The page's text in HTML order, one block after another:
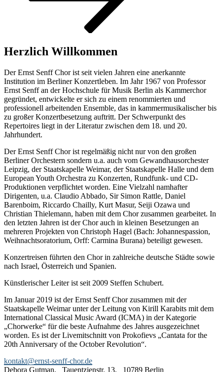
Herzlich Willkommen
Der Ernst Senff Chor ist seit vielen Jahren eine anerkannte
Institution im Berliner Konzertleben. Im Jahr 1967 von Professor
Ernst Senff an der Hochschule für Musik Berlin als Kammerchor
gegründet, entwickelte er sich zu einem renommierten und
professionell arbeitenden Ensemble, das in kammermusikalischer bis
zu großer Konzertbesetzung auftritt. Der Schwerpunkt des
Repertoires liegt in der Literatur zwischen dem 18. und 20.
Jahrhundert.
Der Ernst Senff Chor ist regelmäßig nicht nur von den großen
Berliner Orchestern sondern u.a. auch vom Gewandhausorchester
Leipzig, der Staatskapelle Weimar, der Staatskapelle Halle und dem
European Youth Orchestra zu Konzerten, Rundfunk- und CD-
Produktionen verpflichtet worden. Eine Vielzahl namhafter
Dirigenten, u.a. Claudio Abbado, Sir Simon Rattle, Daniel
Barenboim, Riccardo Chailly, Kurt Masur, Seiji Ozawa und
Christian Thielemann, haben mit dem Chor zusammen gearbeitet. In
den letzten Jahren ist der Chor auch in kleinen Besetzungen an
mehreren Projekten von Christoph Hagel (Bach: Johannespassion,
Weihnachtsoratorium, Orff: Carmina Burana) beteiligt gewesen.
Konzertreisen führten den Chor in zahlreiche deutsche Städte sowie
nach Israel, Österreich und Spanien.
Künstlerischer Leiter ist seit 2009 Steffen Schubert.
Im Januar 2019 ist der Ernst Senff Chor zusammen mit der
Staatskapelle Weimar unter der Leitung von Kirill Karabits mit dem
International Classical Music Award (ICMA) in der Kategorie
„Chorwerke“ für die beste Aufnahme des Jahres ausgezeichnet
worden. Es ist der Livemitschnitt von Prokofievs „Cantata for the
20th Anniversary of the October Revolution“.
kontakt@ernst-senff-chor.de
Debora Gutman, Tauentzienstr. 13, 10789 Berlin